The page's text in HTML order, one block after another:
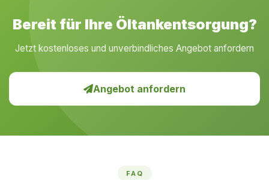
Bereit für Ihre Öltankentsorgung?
Jetzt kostenloses und unverbindliches Angebot anfordern
Angebot anfordern
FAQ